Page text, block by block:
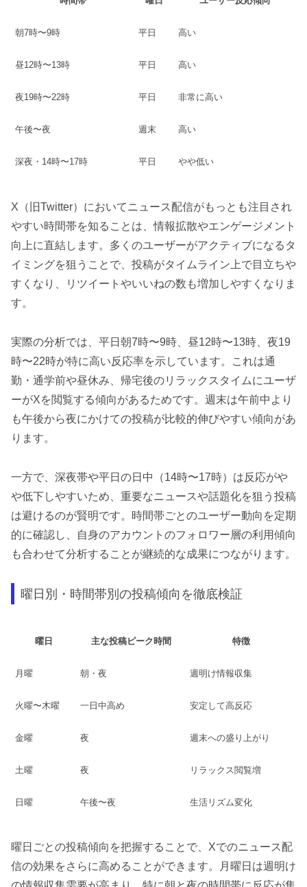
朝7時〜9時 平日 高い
昼12時〜13時 平日 高い
夜19時〜22時 平日 非常に高い
午後〜夜 週末 高い
深夜・14時〜17時 平日 やや低い
X（旧Twitter）においてニュース配信がもっとも注目され
やすい時間帯を知ることは、情報拡散やエンゲージメント
向上に直結します。多くのユーザーがアクティブになるタ
イミングを狙うことで、投稿がタイムライン上で目立ちや
すくなり、リツイートやいいねの数も増加しやすくなりま
す。
実際の分析では、平日朝7時〜9時、昼12時〜13時、夜19
時〜22時が特に高い反応率を示しています。これは通
勤・通学前や昼休み、帰宅後のリラックスタイムにユーザ
ーがXを閲覧する傾向があるためです。週末は午前中より
も午後から夜にかけての投稿が比較的伸びやすい傾向があ
ります。
一方で、深夜帯や平日の日中（14時〜17時）は反応がや
や低下しやすいため、重要なニュースや話題化を狙う投稿
は避けるのが賢明です。時間帯ごとのユーザー動向を定期
的に確認し、自身のアカウントのフォロワー層の利用傾向
も合わせて分析することが継続的な成果につながります。
曜日別・時間帯別の投稿傾向を徹底検証
曜日 主な投稿ピーク時間 特徴
月曜 朝・夜 週明け情報収集
火曜〜木曜 一日中高め 安定して高反応
金曜 夜 週末への盛り上がり
土曜 夜 リラックス閲覧増
日曜 午後〜夜 生活リズム変化
曜日ごとの投稿傾向を把握することで、Xでのニュース配
信の効果をさらに高めることができます。月曜日は週明け